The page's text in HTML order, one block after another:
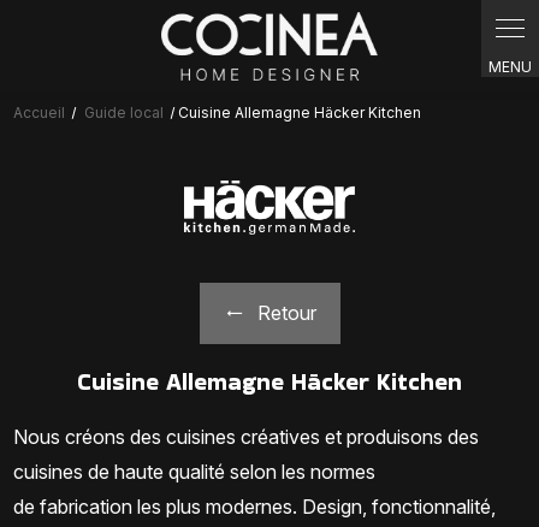
Accueil Guide local Cuisine Allemagne Häcker Kitchen
Retour
Cuisine Allemagne Häcker Kitchen
Nous créons des cuisines créatives et produisons des
cuisines de haute qualité selon les normes
defabrication les plus modernes. Design , fonctionnalité,
Panneau de gestion des cookies